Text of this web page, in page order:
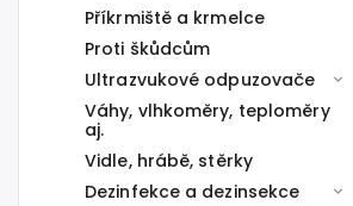
Příkrmiště a krmelce
Proti škůdcům
Ultrazvukové odpuzovače
Váhy, vlhkoměry, teploměry
aj.
Vidle, hrábě, stěrky
Dezinfekce a dezinsekce